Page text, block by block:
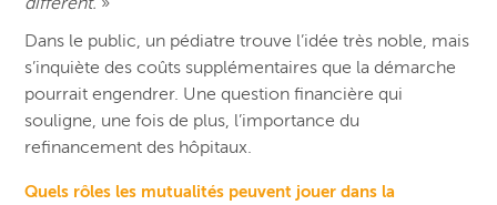
Dans le public, un pédiatre trouve l’idée très noble, mais
s’inquiète des coûts supplémentaires que la démarche
pourrait engendrer. Une question financière qui
souligne, une fois de plus, l’importance du
refinancement des hôpitaux.
Quels rôles les mutualités peuvent jouer dans la